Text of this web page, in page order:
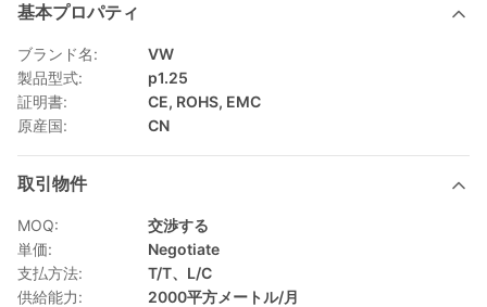
基本プロパティ
ブランド名:
VW
製品型式:
p1.25
証明書:
CE, ROHS, EMC
原産国:
CN
取引物件
MOQ:
交渉する
単価:
Negotiate
支払方法:
T/T、L/C
供給能力:
2000平方メートル/月